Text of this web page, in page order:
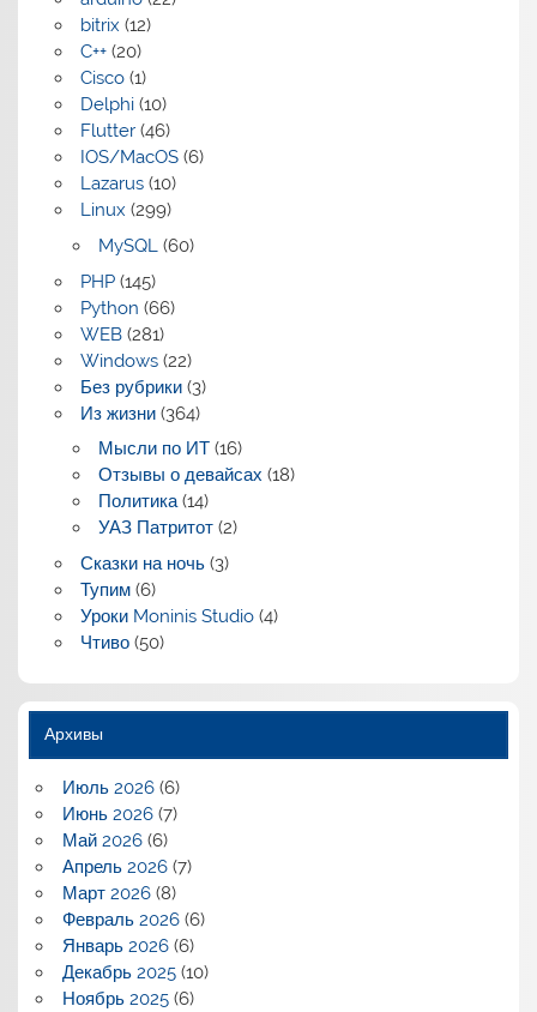
bitrix (12)
C++(20)
Cisco(1)
Delphi(10)
Flutter(46)
IOS/MacOS(6)
Lazarus(10)
Linux (299)
MySQL(60)
PHP(145)
Python (66)
WEB(281)
Windows(22)
Без рубрики(3)
Из жизни(364)
Мысли по ИТ(16)
Отзывы о девайсах (18)
Политика(14)
УАЗ Патритот(2)
Сказки на ночь(3)
Тупим(6)
Уроки Moninis Studio(4)
Чтиво(50)
Архивы
Июль 2026(6)
Июнь 2026(7)
Май 2026(6)
Апрель 2026(7)
Март 2026(8)
Февраль 2026(6)
Январь 2026(6)
Декабрь 2025(10)
Ноябрь 2025(6)